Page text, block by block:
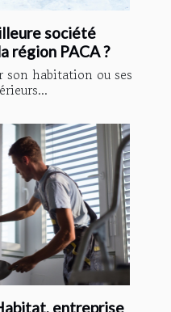
société
région PACA ?
son habitation ou ses
entreprise